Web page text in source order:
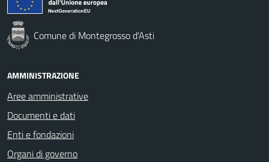
Comune di Montegrosso d'Asti
AMMINISTRAZIONE
Aree amministrative
Documenti e dati
Enti e fondazioni
Organi di governo